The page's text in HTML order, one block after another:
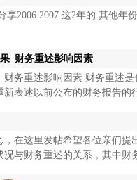
2006.2007 这2年的 其他年
_财务重述影响因素
务重述影响因素 财务重述
表述以前公布的财务报告的
在这里发帖希望各位亲们提
与财务重述的关系，其中财